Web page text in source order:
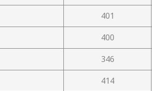
401
400
346
414